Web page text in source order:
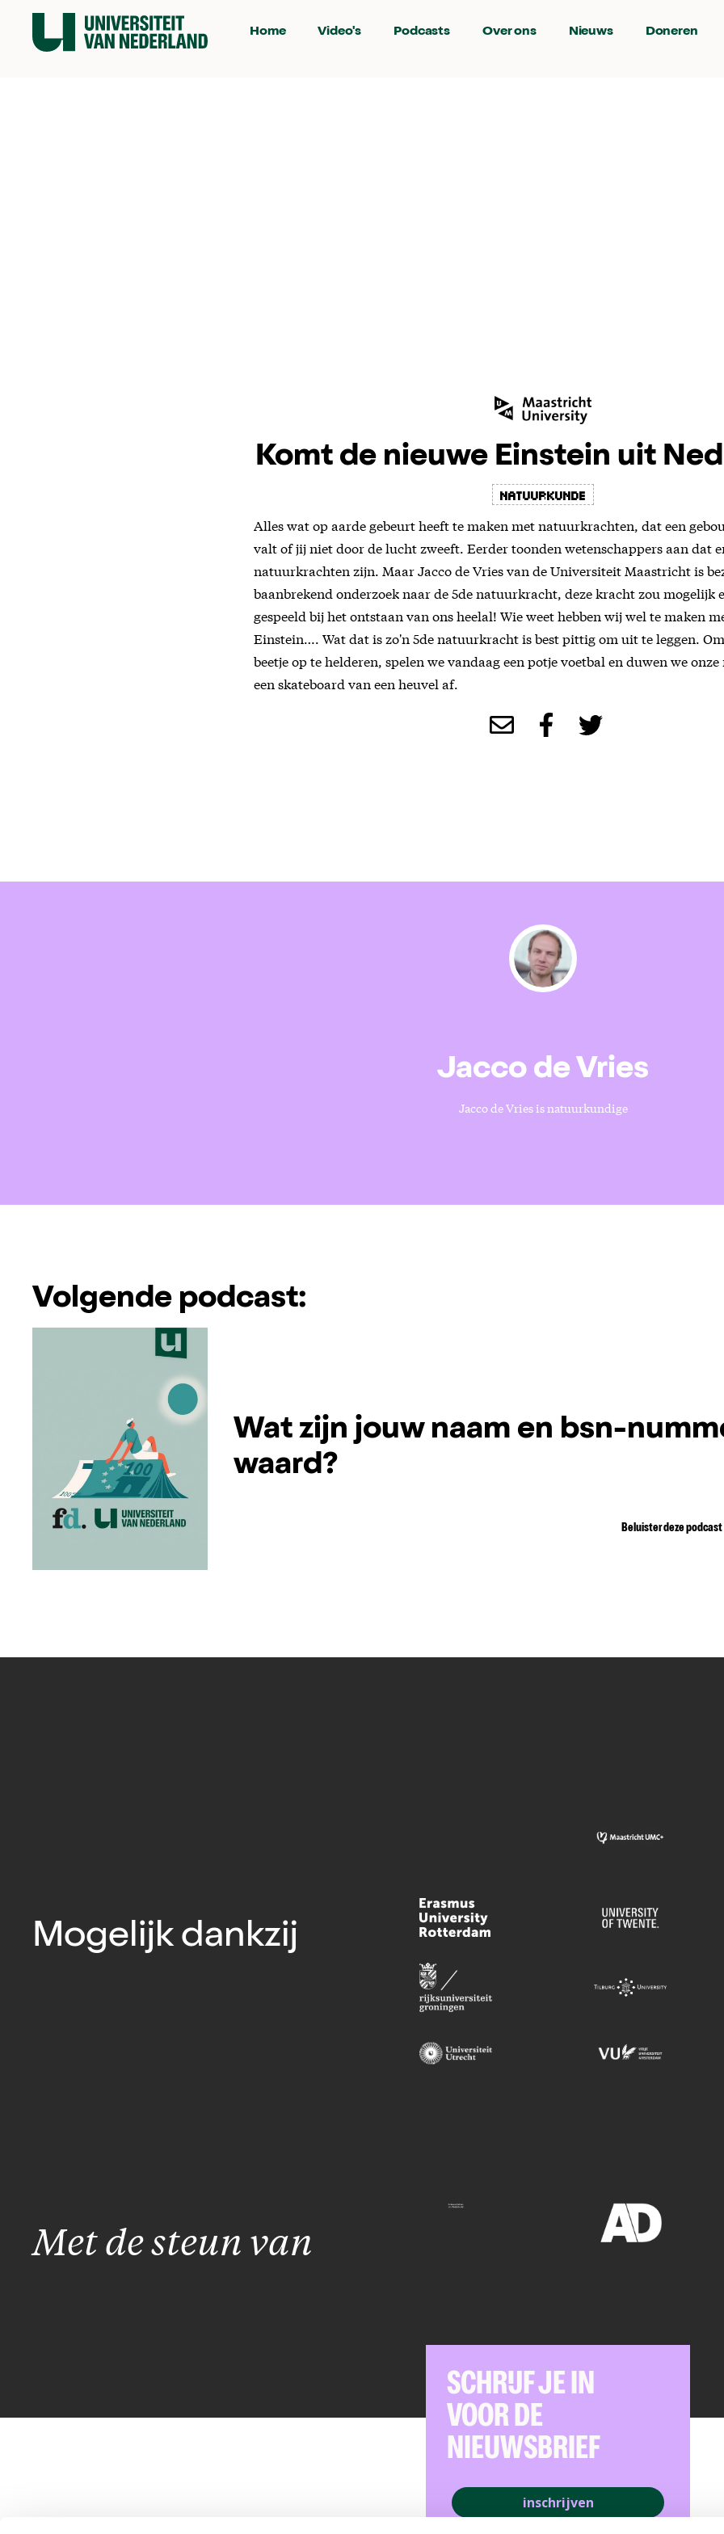
Home Video's Podcasts Over ons Nieuws Doneren
Komt de nieuwe Einstein uit
natuurkunde
Alles wat op aarde gebeurt heeft te maken met natuurkrachten, dat een
valt of jij niet door de lucht zweeft. Eerder toonden wetenschappers aan dat
natuurkrachten zijn. Maar Jacco de Vries van de Universiteit Maastricht is
baanbrekend onderzoek naar de 5de natuurkracht, deze kracht zou mogelijk
gespeeld bij het ontstaan van ons heelal! Wie weet hebben wij wel te maken
Einstein…. Wat dat is zo'n 5de natuurkracht is best pittig om uit te leggen.
beetje op te helderen, spelen we vandaag een potje voetbal en duwen we
een skateboard van een heuvel af.
Jacco de Vries
Jacco de Vries is natuurkundige
Volgende podcast:
Wat zijn jouw naam en bsn-
waard?
Beluister deze podcast
Mogelijk dankzij
Met de steun van
SCHRIJF JE IN
VOOR DE
NIEUWSBRIEF
inschrijven